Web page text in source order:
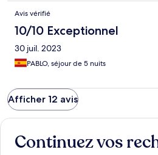
Avis vérifié
10/10 Exceptionnel
30 juil. 2023
PABLO, séjour de 5 nuits
Afficher 12 avis
Continuez vos